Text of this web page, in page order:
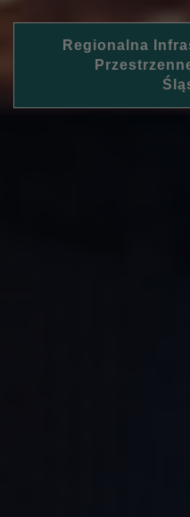
Regionalna